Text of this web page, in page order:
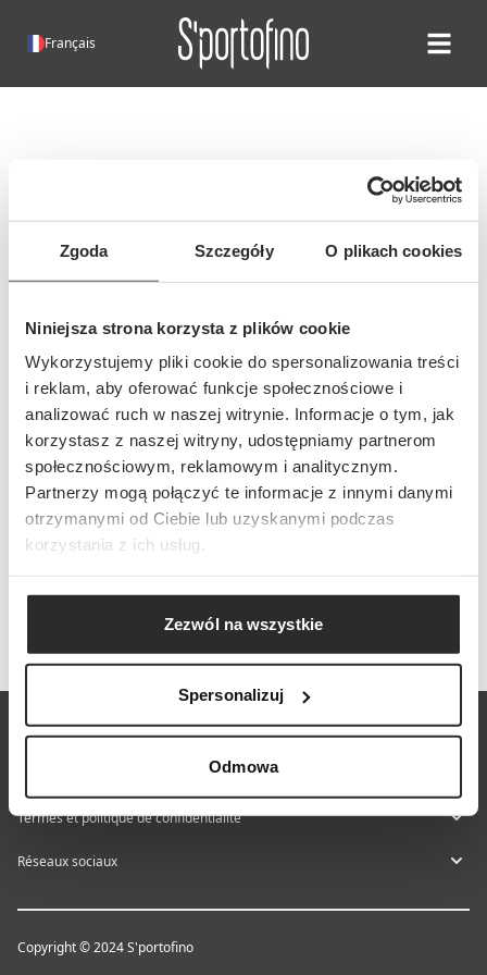
Zgoda Szczegóły O plikach cookies
Niniejsza strona korzysta z plików cookie
Wykorzystujemy pliki cookie do spersonalizowania treści
i reklam, aby oferować funkcje społecznościowe i
analizować ruch w naszej witrynie. Informacje o tym, jak
korzystasz z naszej witryny, udostępniamy partnerom
społecznościowym, reklamowym i analitycznym.
Partnerzy mogą połączyć te informacje z innymi danymi
otrzymanymi od Ciebie lub uzyskanymi podczas
korzystania z ich usług.
Zezwól na wszystkie
Spersonalizuj
Odmowa
Français Open
Malheureusement, cette page
n'existe pas.
Il est possible que l'adresse de cette
été saisie incorrectement...
À propos de S'portofino
Termes et politique de confidentialité
Réseaux sociaux
Copyright © 2024 S'portofino